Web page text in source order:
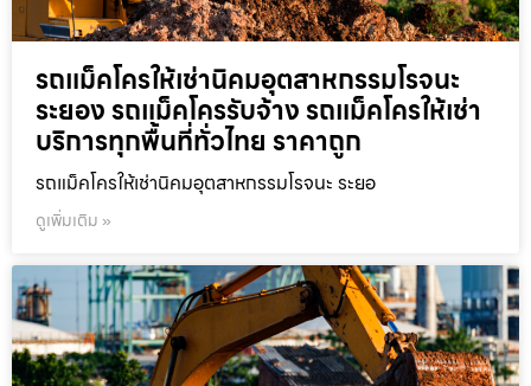
รถแม็คโครให้เช่านิคมอุตสาหกรรมโรจนะ
ระยอง รถแม็คโครรับจ้าง รถแม็คโครให้เช่า
บริการทุกพื้นที่ทั่วไทย ราคาถูก
รถแม็คโครให้เช่านิคมอุตสาหกรรมโรจนะ ระยอ
ดูเพิ่มเติม »